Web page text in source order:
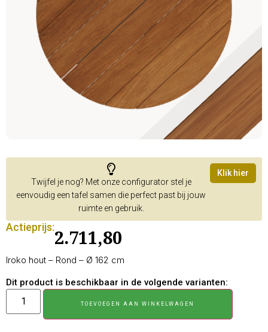
Twijfel je nog? Met onze configurator stel je
eenvoudig een tafel samen die perfect past bij jouw
ruimte en gebruik.
Klik hier
Actieprijs:
2.711,80
Iroko hout – Rond – Ø 162 cm
Dit product is beschikbaar in de volgende varianten:
TOEVOEGEN AAN WINKELWAGEN